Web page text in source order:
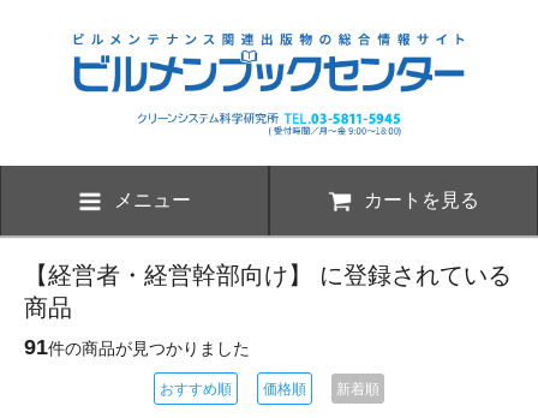
メニュー カートを見る
【経営者・経営幹部向け】 に登録されている
商品
91件の商品が見つかりました
おすすめ順 価格順 新着順